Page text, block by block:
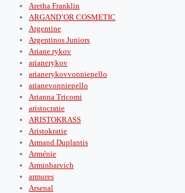
Aretha Franklin
ARGAND’OR COSMETIC
Argentine
Argentinos Juniors
Ariane rykov
arianerykov
arianerykovvonniepello
arianevonniepello
Arianna Tricomi
aristocratie
ARISTOKRASS
Aristokratie
Armand Duplantis
Arménie
Arminbarvich
armures
Arsenal